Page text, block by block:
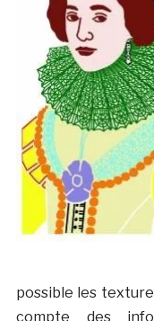
possible les
compte des